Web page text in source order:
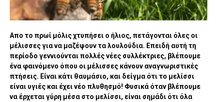
Απο το πρωί μόλις χτυπήσει ο ήλιος, πετάγονται όλες οι
μέλισσες για να μαζέψουν τα λουλούδια. Επειδή αυτή τη
περίοδο γεννιούνται πολλές νέες συλλέκτριες, βλέπουμε
ένα φαινόμενο όπου οι μέλισσες κάνουν αναγνωριστικές
πτήσεις. Είναι κάτι θαυμάσιο, και δείγμα ότι το μελίσσι
είναι υγιές και έχει νέο πλυθησμό! Φυσικά όταν βλέπουμε
να έρχεται γύρη μέσα στο μελίσσι, είναι σημάδι ότι όλα